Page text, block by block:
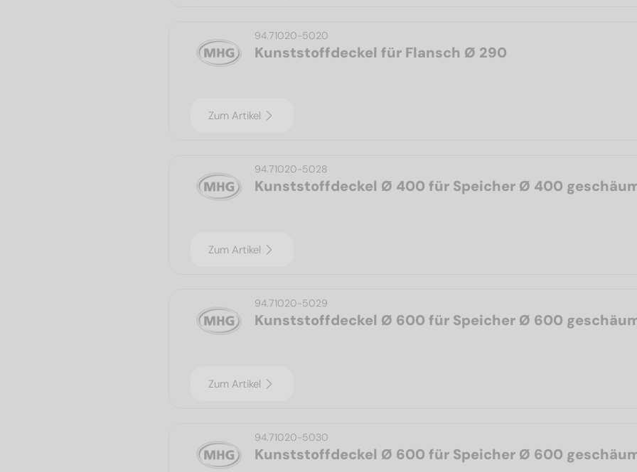
94.71020-5020
Kunststoffdeckel für Flansch Ø 290
Zum Artikel
94.71020-5028
Kunststoffdeckel Ø 400 für Speicher Ø 400
Zum Artikel
94.71020-5029
Kunststoffdeckel Ø 600 für Speicher Ø 600
Zum Artikel
94.71020-5030
Kunststoffdeckel Ø 600 für Speicher Ø 600